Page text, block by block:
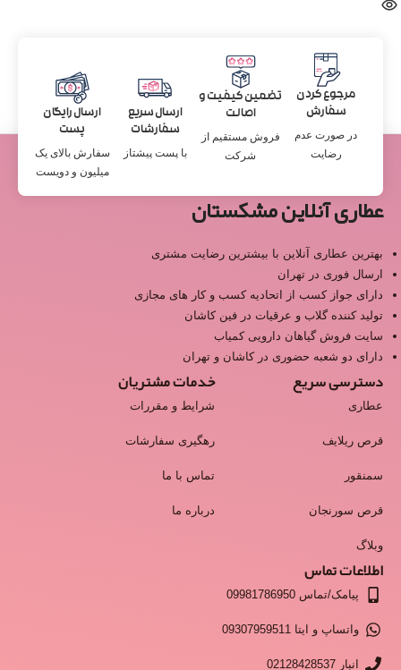
مرجوع کردن
سفارش
در صورت عدم
رضایت
تضمین کیفیت و
اصالت
فروش مستقیم از
شرکت
ارسال سریع
سفارشات
با پست پیشتاز
ارسال رایگان
پست
سفارش بالای یک
میلیون و دویست
عطاری آنلاین مشکستان
بهترین عطاری آنلاین با بیشترین رضایت مشتری
ارسال فوری در تهران
دارای جواز کسب از اتحادیه کسب و کار های مجازی
تولید کننده گلاب و عرقیات در فین کاشان
سایت فروش گیاهان دارویی کمیاب
دارای دو شعبه حضوری در کاشان و تهران
دسترسی سریع
عطاری
قرص ریلایف
سمنقور
قرص سورنجان
وبلاگ
خدمات مشتریان
شرایط و مقررات
رهگیری سفارشات
تماس با ما
درباره ما
اطلاعات تماس
پیامک/تماس 09981786950
واتساپ و ایتا 09307959511
انبار 02128428537